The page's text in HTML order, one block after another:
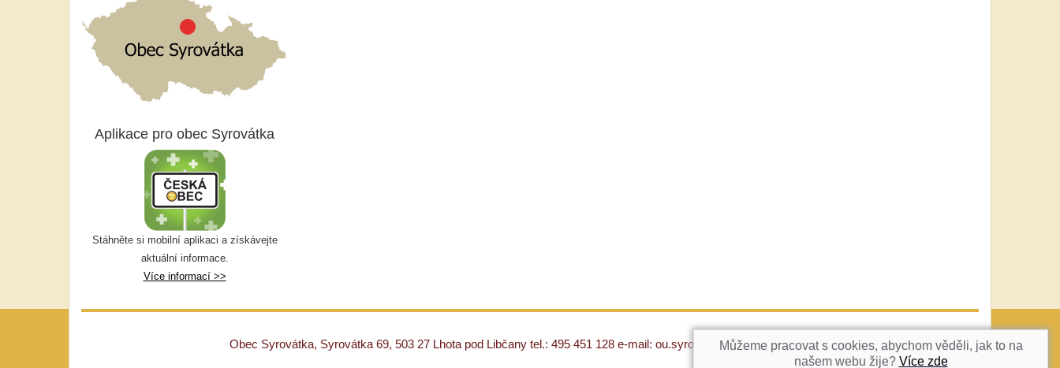
Aplikace pro obec Syrovátka
Stáhněte si mobilní aplikaci a získávejte
aktuální informace.
Více informací >>
NAHORU
Obec Syrovátka, Syrovátka 69, 503 27 Lhota pod Libčany tel.: 495 451 128 e-mail: ou.syrovatka@c-box.czMůžeme pracovat s cookies, abychom věděli, jak to na
našem webu žije? Více zde